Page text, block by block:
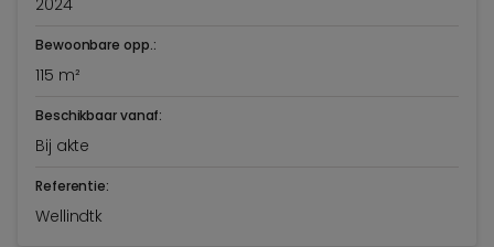
2024
Bewoonbare opp.:
115 m²
Beschikbaar vanaf:
Bij akte
Referentie:
Wellindtk